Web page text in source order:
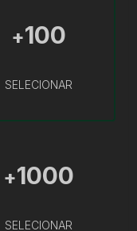
+100
SELECIONAR
+1000
SELECIONAR